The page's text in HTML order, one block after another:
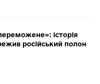
історія
російський полон